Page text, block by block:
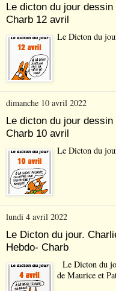
Le dicton du jour dessin
Charb 12 avril
Le Dicton du
dimanche 10 avril 2022
Le dicton du jour dessin
Charb 10 avril
Le Dicton du
lundi 4 avril 2022
Le Dicton du jour.
Hebdo- Charb
Le Dicton du
de Maurice et